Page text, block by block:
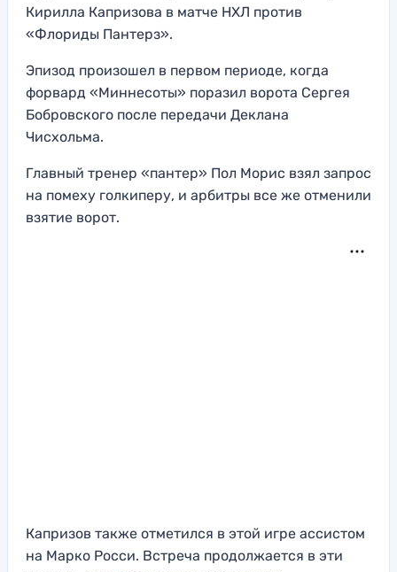
Кирилла Капризова в матче НХЛ против
«Флориды Пантерз».
Эпизод произошел в первом периоде, когда
форвард «Миннесоты» поразил ворота Сергея
Бобровского после передачи Деклана
Чисхольма.
Главный тренер «пантер» Пол Морис взял запрос
на помеху голкиперу, и арбитры все же отменили
взятие ворот.
Капризов также отметился в этой игре ассистом
на Марко Росси. Встреча продолжается в эти